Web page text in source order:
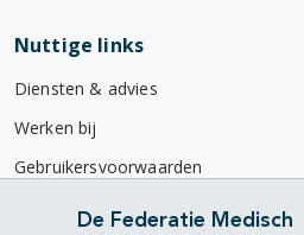
Nuttige links
Diensten & advies
Werken bij
Gebruikersvoorwaarden
Privacyverklaring
De Federatie Medisch